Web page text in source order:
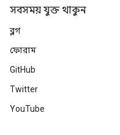
সবসময় যুক্ত থাকুন
ব্লগ
ফোরাম
GitHub
Twitter
YouTube